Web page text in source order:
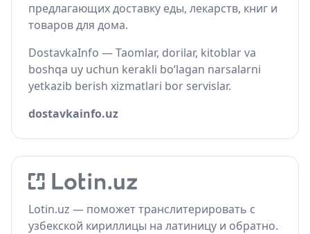
предлагающих доставку еды, лекарств, книг и
товаров для дома.
DostavkaInfo — Taomlar, dorilar, kitoblar va
boshqa uy uchun kerakli bo‘lagan narsalarni
yetkazib berish xizmatlari bor servislar.
dostavkainfo.uz
Lotin.uz — поможет транслитерировать с
узбекской кириллицы на латиницу и обратно.